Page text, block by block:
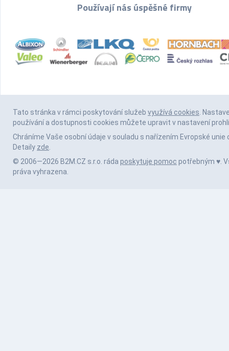
Používají nás úspěšné firmy
Tato stránka v rámci poskytování služeb využívá cookies.
používání a dostupnosti cookies můžete upravit v nastavení
Chráníme Vaše osobní údaje v souladu s nařízením Evropské unie
Detaily zde.
© 2006—2026 B2M.CZ s.r.o. ráda poskytuje pomoc potřebným ♥️.
práva vyhrazena.